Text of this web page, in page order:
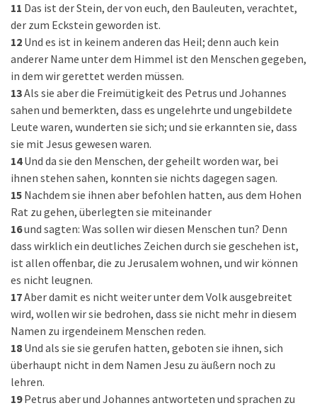
11 Das ist der Stein, der von euch, den Bauleuten, verachtet,
der zum Eckstein geworden ist.
12 Und es ist in keinem anderen das Heil; denn auch kein
anderer Name unter dem Himmel ist den Menschen gegeben,
in dem wir gerettet werden müssen.
13Als sie aber die Freimütigkeit des Petrus und Johannes
sahen und bemerkten, dass es ungelehrte und ungebildete
Leute waren, wunderten sie sich; und sie erkannten sie, dass
sie mit Jesus gewesen waren.
14 Und da sie den Menschen, der geheilt worden war, bei
ihnen stehen sahen, konnten sie nichts dagegen sagen.
15 Nachdem sie ihnen aber befohlen hatten, aus dem Hohen
Rat zu gehen, überlegten sie miteinander
16und sagten: Was sollen wir diesen Menschen tun? Denn
dass wirklich ein deutliches Zeichen durch sie geschehen ist,
ist allen offenbar, die zu Jerusalem wohnen, und wir können
es nicht leugnen.
17Aber damit es nicht weiter unter dem Volk ausgebreitet
wird, wollen wir sie bedrohen, dass sie nicht mehr in diesem
Namen zu irgendeinem Menschen reden.
18 Und als sie sie gerufen hatten, geboten sie ihnen, sich
überhaupt nicht in dem Namen Jesu zu äußern noch zu
lehren.
19 Petrus aber und Johannes antworteten und sprachen zu